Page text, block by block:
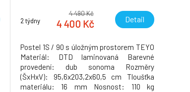
2 týdny
4 490 Kč
4 400 Kč Detail
Postel 1S / 90 s úložným prostorem TEYO
Materiál: DTD laminovaná Barevné
provedení: dub sonoma Rozměry
(ŠxHxV): 95,6x203,2x60,5 cm Tloušťka
materiálu: 16 mm Nosnost: 110 kg